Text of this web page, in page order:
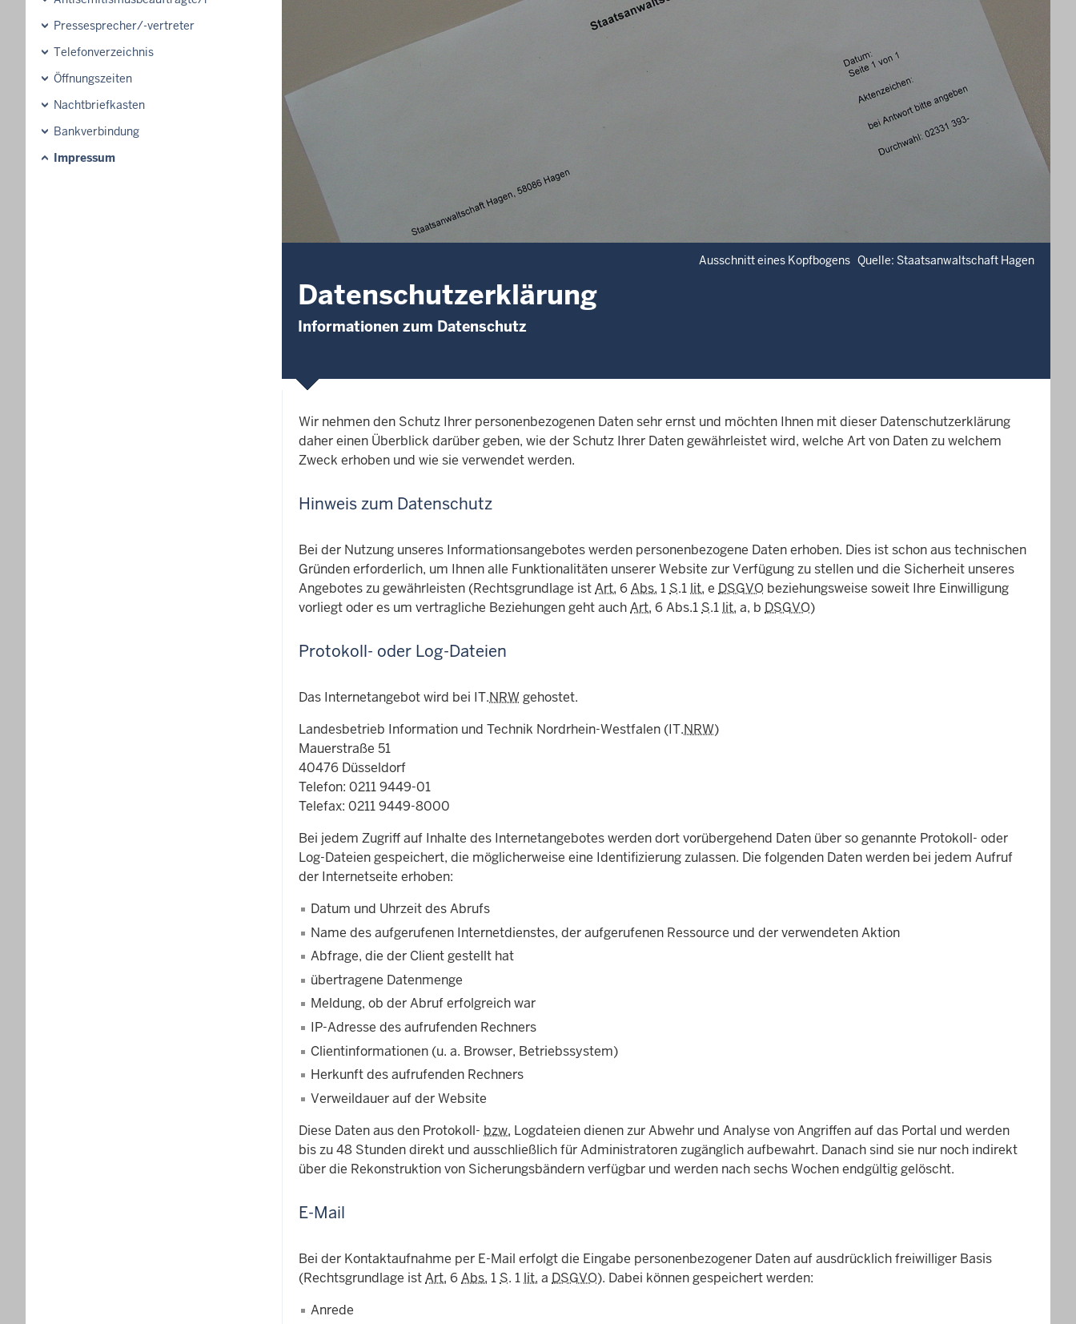
Pressesprecher/-vertreter
Telefonverzeichnis
Öffnungszeiten
Nachtbriefkasten
Bankverbindung
Impressum
Ausschnitt eines Kopfbogens Quelle: Staatsanwaltschaft Hagen
Datenschutzerklärung
Informationen zum Datenschutz
Wir nehmen den Schutz Ihrer personenbezogenen Daten sehr ernst und möchten Ihnen mit dieser Datenschutzerklärung
daher einen Überblick darüber geben, wie der Schutz Ihrer Daten gewährleistet wird, welche Art von Daten zu welchem
Zweck erhoben und wie sie verwendet werden.
Hinweis zum Datenschutz
Bei der Nutzung unseres Informationsangebotes werden personenbezogene Daten erhoben. Dies ist schon aus technischen
Gründen erforderlich, um Ihnen alle Funktionalitäten unserer Website zur Verfügung zu stellen und die Sicherheit unseres
Angebotes zu gewährleisten (Rechtsgrundlage istArt. 6Abs. 1 S.1 lit. e DSGVO beziehungsweise soweit Ihre Einwilligung
vorliegt oder es um vertragliche Beziehungen geht auchArt. 6 Abs.1 S.1 lit. a, b DSGVO)
Protokoll- oder Log-Dateien
Das Internetangebot wird bei IT.NRWgehostet.
Landesbetrieb Information und Technik Nordrhein-Westfalen (IT.NRW)
Mauerstraße 51
40476 Düsseldorf
Telefon: 0211 9449-01
Telefax: 0211 9449-8000
Bei jedem Zugriff auf Inhalte des Internetangebotes werden dort vorübergehend Daten über so genannte Protokoll- oder
Log-Dateien gespeichert, die möglicherweise eine Identifizierung zulassen. Die folgenden Daten werden bei jedem Aufruf
der Internetseite erhoben:
Datum und Uhrzeit des Abrufs
Name des aufgerufenen Internetdienstes, der aufgerufenen Ressource und der verwendeten Aktion
Abfrage, die der Client gestellt hat
übertragene Datenmenge
Meldung, ob der Abruf erfolgreich war
IP-Adresse des aufrufenden Rechners
Clientinformationen (u. a. Browser, Betriebssystem)
Herkunft des aufrufenden Rechners
Verweildauer auf der Website
Diese Daten aus den Protokoll- bzw. Logdateien dienen zur Abwehr und Analyse von Angriffen auf das Portal und werden
bis zu 48 Stunden direkt und ausschließlich für Administratoren zugänglich aufbewahrt. Danach sind sie nur noch indirekt
über die Rekonstruktion von Sicherungsbändern verfügbar und werden nach sechs Wochen endgültig gelöscht.
E-Mail
Bei der Kontaktaufnahme per E-Mail erfolgt die Eingabe personenbezogener Daten auf ausdrücklich freiwilliger Basis
(Rechtsgrundlage istArt. 6Abs. 1 S. 1 lit. a DSGVO). Dabei können gespeichert werden:
Anrede